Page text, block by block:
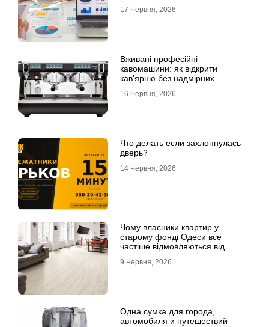
17 Червня, 2026
Вживані професійні
кавомашини: як відкрити
кав’ярню без надмірних
16 Червня, 2026
Что делать если захлопнулась
дверь?
14 Червня, 2026
Чому власники квартир у
старому фонді Одеси все
частіше відмовляються від
9 Червня, 2026
Одна сумка для города,
автомобиля и путешествий